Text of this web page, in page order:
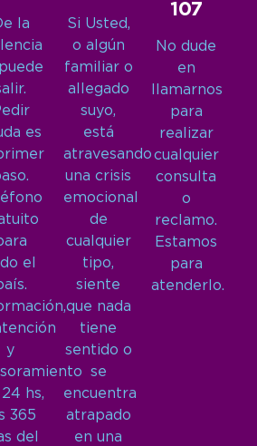
la
es
el
y
24 hs,
365
del
Si Usted,
o algún
familiar o
allegado
suyo,
está
atravesando
una crisis
emocional
de
cualquier
tipo,
siente
que nada
tiene
sentido o
se
encuentra
atrapado
en una
107
No dude
en
llamarnos
para
realizar
cualquier
consulta
o
reclamo.
Estamos
para
atenderlo.